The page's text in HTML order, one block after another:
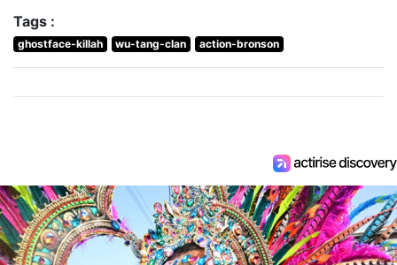
Tags :
ghostface-killah wu-tang-clan action-bronson